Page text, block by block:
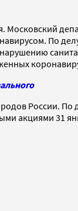
Московский
По
России.
акциями 31